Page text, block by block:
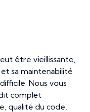
être vieillissante,
sa maintenabilité
Nous vous
complet
qualité du code,